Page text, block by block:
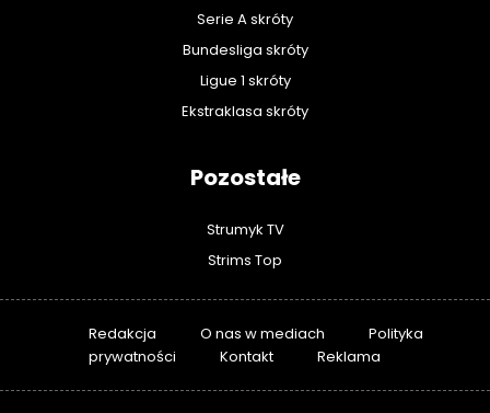
Serie A skróty
Bundesliga skróty
Ligue 1 skróty
Ekstraklasa skróty
Pozostałe
Strumyk TV
Strims Top
Redakcja O nas w mediach
Polityka
prywatności
Kontakt Reklama